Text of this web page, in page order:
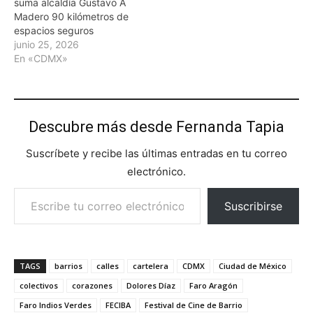
suma alcaldía Gustavo A
Madero 90 kilómetros de
espacios seguros
junio 25, 2026
En «CDMX»
Descubre más desde Fernanda Tapia
Suscríbete y recibe las últimas entradas en tu correo
electrónico.
Escribe tu correo electrónico…
Suscribirse
TAGS barrios calles cartelera CDMX
Ciudad de México
colectivos
corazones Dolores Díaz
Faro Aragón
Faro Indios Verdes
FECIBA
Festival de Cine de Barrio